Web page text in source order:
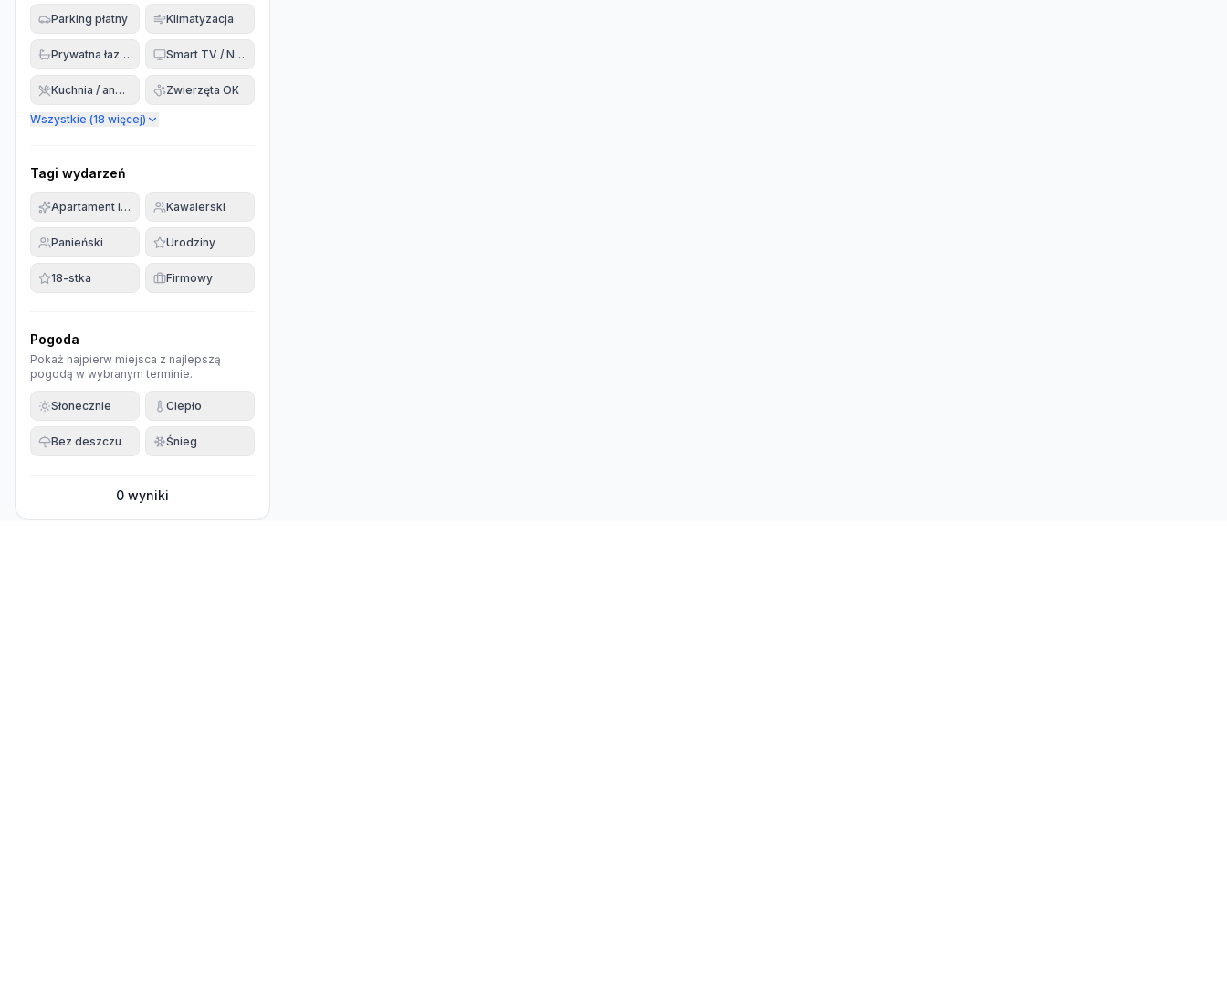
Parking płatny Klimatyzacja
Prywatna łazienka Smart TV / Netflix
Kuchnia / aneks Zwierzęta OK
Wszystkie (18 więcej)
Tagi wydarzeń
Apartament imprezowyKawalerski
Panieński Urodziny
18-stka Firmowy
Pogoda
Pokaż najpierw miejsca z najlepszą
pogodą w wybranym terminie.
Słonecznie Ciepło
Bez deszczu Śnieg
0 wyniki